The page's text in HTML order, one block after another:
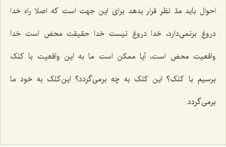
احوال باید مدّ نظر قرار بدهد برای این جهت است که اصلا راه خدا
دروغ برنمی‌دارد، خدا دروغ نیست خدا حقیقت محض است خدا
واقعیت محض است، آیا ممکن است ما به این واقعیت با کلک
برسیم با کلک؟ این کلک به چه برمی‌گردد؟ این‌کلک به خود ما
برمی‌گردد.